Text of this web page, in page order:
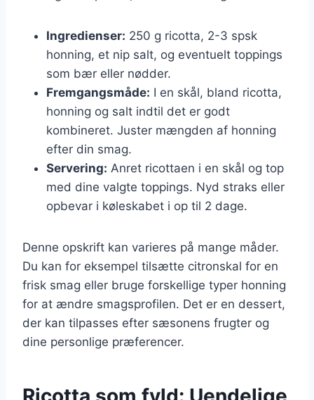
Ingredienser: 250 g ricotta, 2-3 spsk
honning, et nip salt, og eventuelt toppings
som bær eller nødder.
Fremgangsmåde: I en skål, bland ricotta,
honning og salt indtil det er godt
kombineret. Juster mængden af honning
efter din smag.
Servering: Anret ricottaen i en skål og top
med dine valgte toppings. Nyd straks eller
opbevar i køleskabet i op til 2 dage.
Denne opskrift kan varieres på mange måder.
Du kan for eksempel tilsætte citronskal for en
frisk smag eller bruge forskellige typer honning
for at ændre smagsprofilen. Det er en dessert,
der kan tilpasses efter sæsonens frugter og
dine personlige præferencer.